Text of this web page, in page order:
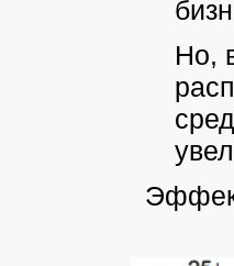
Но,